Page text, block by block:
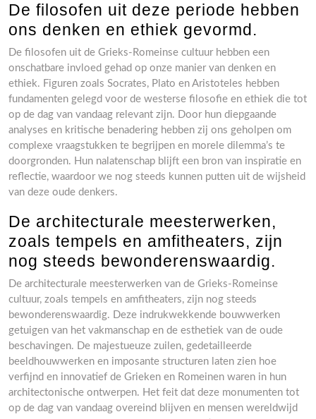
De filosofen uit deze periode hebben
ons denken en ethiek gevormd.
De filosofen uit de Grieks-Romeinse cultuur hebben een
onschatbare invloed gehad op onze manier van denken en
ethiek. Figuren zoals Socrates, Plato en Aristoteles hebben
fundamenten gelegd voor de westerse filosofie en ethiek die tot
op de dag van vandaag relevant zijn. Door hun diepgaande
analyses en kritische benadering hebben zij ons geholpen om
complexe vraagstukken te begrijpen en morele dilemma’s te
doorgronden. Hun nalatenschap blijft een bron van inspiratie en
reflectie, waardoor we nog steeds kunnen putten uit de wijsheid
van deze oude denkers.
De architecturale meesterwerken,
zoals tempels en amfitheaters, zijn
nog steeds bewonderenswaardig.
De architecturale meesterwerken van de Grieks-Romeinse
cultuur, zoals tempels en amfitheaters, zijn nog steeds
bewonderenswaardig. Deze indrukwekkende bouwwerken
getuigen van het vakmanschap en de esthetiek van de oude
beschavingen. De majestueuze zuilen, gedetailleerde
beeldhouwwerken en imposante structuren laten zien hoe
verfijnd en innovatief de Grieken en Romeinen waren in hun
architectonische ontwerpen. Het feit dat deze monumenten tot
op de dag van vandaag overeind blijven en mensen wereldwijd